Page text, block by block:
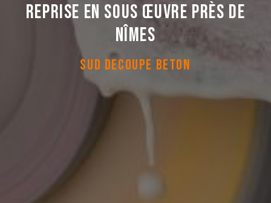
Reprise en sous œuvre près de
Nîmes
SUD DECOUPE BETON